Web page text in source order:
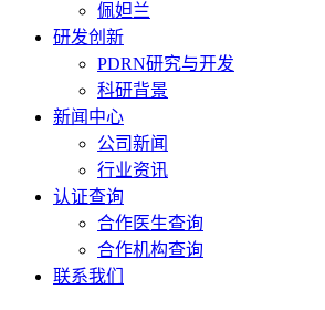
佩妲兰
研发创新
PDRN研究与开发
科研背景
新闻中心
公司新闻
行业资讯
认证查询
合作医生查询
合作机构查询
联系我们